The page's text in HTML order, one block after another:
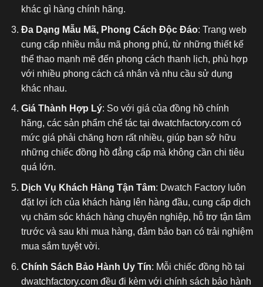
khác gì hàng chính hãng.
Đa Dạng Mẫu Mã, Phong Cách Độc Đáo: Trang web
cung cấp nhiều mẫu mã phong phú, từ những thiết kế
thể thao mạnh mẽ đến phong cách thanh lịch, phù hợp
với nhiều phong cách cá nhân và nhu cầu sử dụng
khác nhau.
Giá Thành Hợp Lý: So với giá của đồng hồ chính
hãng, các sản phẩm chế tác tại dwatchfactory.com có
mức giá phải chăng hơn rất nhiều, giúp bạn sở hữu
những chiếc đồng hồ đẳng cấp mà không cần chi tiêu
quá lớn.
Dịch Vụ Khách Hàng Tận Tâm: Dwatch Factory luôn
đặt lợi ích của khách hàng lên hàng đầu, cung cấp dịch
vụ chăm sóc khách hàng chuyên nghiệp, hỗ trợ tận tâm
trước và sau khi mua hàng, đảm bảo bạn có trải nghiệm
mua sắm tuyệt vời.
Chính Sách Bảo Hành Uy Tín: Mỗi chiếc đồng hồ tại
dwatchfactory.com đều đi kèm với chính sách bảo hành